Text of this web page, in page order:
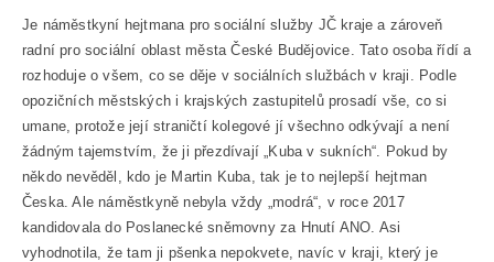
Je náměstkyní hejtmana pro sociální služby JČ kraje a zároveň
radní pro sociální oblast města České Budějovice. Tato osoba řídí a
rozhoduje o všem, co se děje v sociálních službách v kraji. Podle
opozičních městských i krajských zastupitelů prosadí vše, co si
umane, protože její straničtí kolegové jí všechno odkývají a není
žádným tajemstvím, že ji přezdívají „Kuba v sukních“. Pokud by
někdo nevěděl, kdo je Martin Kuba, tak je to nejlepší hejtman
Česka. Ale náměstkyně nebyla vždy „modrá“, v roce 2017
kandidovala do Poslanecké sněmovny za Hnutí ANO. Asi
vyhodnotila, že tam ji pšenka nepokvete, navíc v kraji, který je